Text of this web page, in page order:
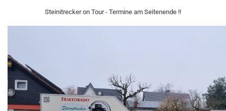
Steinitrecker on Tour - Termine am Seitenende !!